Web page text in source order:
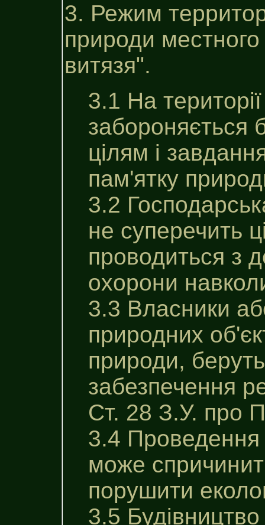
3. Режим
природи
витязя".
3.1 На
забороняється
цілям i
пам'ятку
3.2
не суперечить
проводиться з
охорони
3.3 Власники
природних
природи,
забезпечення
Ст. 28 З.У. про
3.4 Проведення
може
порушити
3.5